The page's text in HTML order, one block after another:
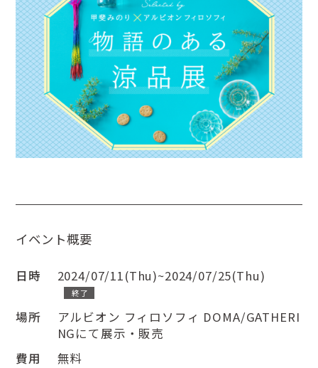
イベント概要
日時 2024/07/11(Thu)~2024/07/25(Thu)
終了
場所
アルビオン フィロソフィ DOMA/GATHERI
NGにて展示・販売
費用
無料